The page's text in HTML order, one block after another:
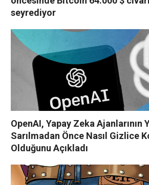
seyrediyor
OpenAI, Yapay Zeka Ajanlarının
Sarılmadan Önce Nasıl Gizlice
Olduğunu Açıkladı